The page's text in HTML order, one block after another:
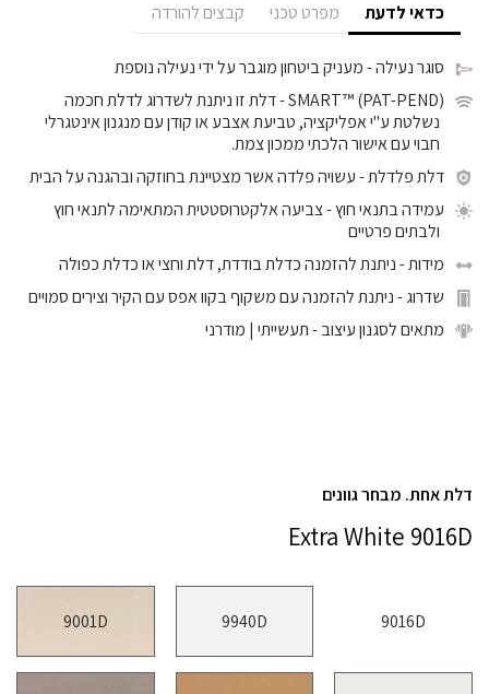
כדאי לדעת מפרט טכני קבצים להורדה
סוגר נעילה- מעניק ביטחון מוגבר על ידי נעילה נוספת
SMART™ (PAT-PEND)- דלת זו ניתנת לשדרוג לדלת חכמה
נשלטת ע"י אפליקציה, טביעת אצבע או קודן עם מנגנון אינטגרלי
חבוי עם אישור הלכתי ממכון צמת.
דלת פלדלת- עשויה פלדה אשר מצטיינת בחוזקה ובהגנה על הבית
עמידה בתנאי חוץ- צביעה אלקטרוסטטית המתאימה לתנאי חוץ
ולבתים פרטיים
מידות- ניתנת להזמנה כדלת בודדת, דלת וחצי או כדלת כפולה
שדרוג- ניתנת להזמנה עם משקוף בקוו אפס עם הקיר וצירים סמויים
מתאים לסגנון עיצוב- תעשייתי | מודרני
9016D
9940D
9001D
דלת אחת. מבחר גוונים
Extra White 9016D